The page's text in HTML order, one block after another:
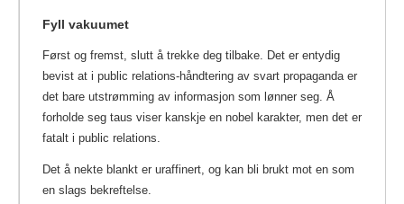
Fyll vakuumet
Først og fremst, slutt å trekke deg tilbake. Det er entydig
bevist at i public relations-håndtering av svart propaganda er
det bare utstrømming av informasjon som lønner seg. Å
forholde seg taus viser kanskje en nobel karakter, men det er
fatalt i public relations.
Det å nekte blankt er uraffinert, og kan bli brukt mot en som
en slags bekreftelse.